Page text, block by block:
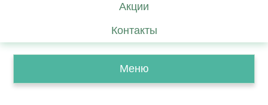
Акции
Контакты
Меню